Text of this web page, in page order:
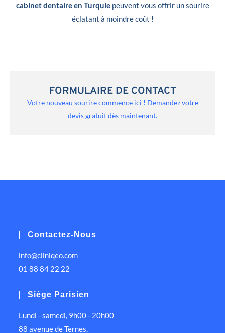
cabinet dentaire en Turquiepeuvent vous offrir un sourire
éclatant à moindre coût !
FORMULAIRE DE CONTACT
Votre nouveau sourire commence ici ! Demandez votre
devis gratuit dès maintenant.
Contactez-Nous
info@cliniqeo.com
01 88 84 22 22
Siège Parisien
Lundi - samedi, 9h00 - 20h00
88 avenue de Ternes,